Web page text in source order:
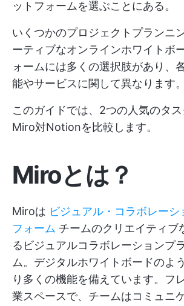
ットフォームを選ぶことにある。
いくつかのプロジェクトプランニ
ーティブなオンラインホワイトボ
ォームには多くの選択肢があり、
能やサービスに関して異なります。
このガイドでは、2つの人気のタス
Miro対Notionを比較します。
Miroとは？
Miroは ビジュアル・コラボレーシ
フォーム チームのクリエイティブ
るビジュアルコラボレーションプ
ム。デジタルホワイトボードのよ
り多くの機能を備えています。フ
業スペースで、チームはコミュニ